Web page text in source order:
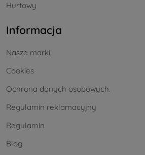
Hurtowy
Informacja
Nasze marki
Cookies
Ochrona danych osobowych.
Regulamin reklamacyjny
Regulamin
Blog